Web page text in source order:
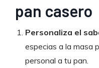
pan casero
Personaliza el
especias a la masa
personal a tu pan.